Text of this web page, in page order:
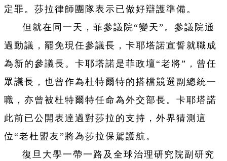
定罪。莎拉律師團隊表示已做好辯護準備。
但就在同一天，菲參議院“變天”。參議院通
過動議，罷免現任參議長，卡耶塔諾宣誓就職成
為新的參議長。卡耶塔諾是菲政壇“老將”，曾任
眾議長，也曾作為杜特爾特的搭檔競選副總統一
職，亦曾被杜特爾特任命為外交部長。卡耶塔諾
此前已公開表達過對莎拉的支持，外界猜測這
位“老杜盟友”將為莎拉保駕護航。
復旦大學一帶一路及全球治理研究院副研究